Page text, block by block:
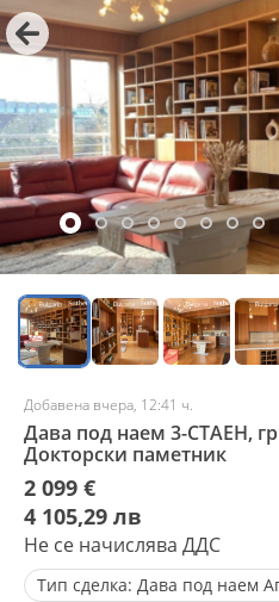
Добавена вчера, 12:41 ч.
Дава под наем 3-СТАЕН,
Докторски паметник
2 099 €
4 105,29 лв
Не се начислява ДДС
Тип сделка: Дава под наем